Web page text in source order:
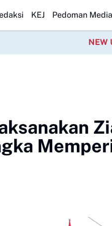
di Meranti Ditemukan, Tim
KEJ Pedoman
NEW